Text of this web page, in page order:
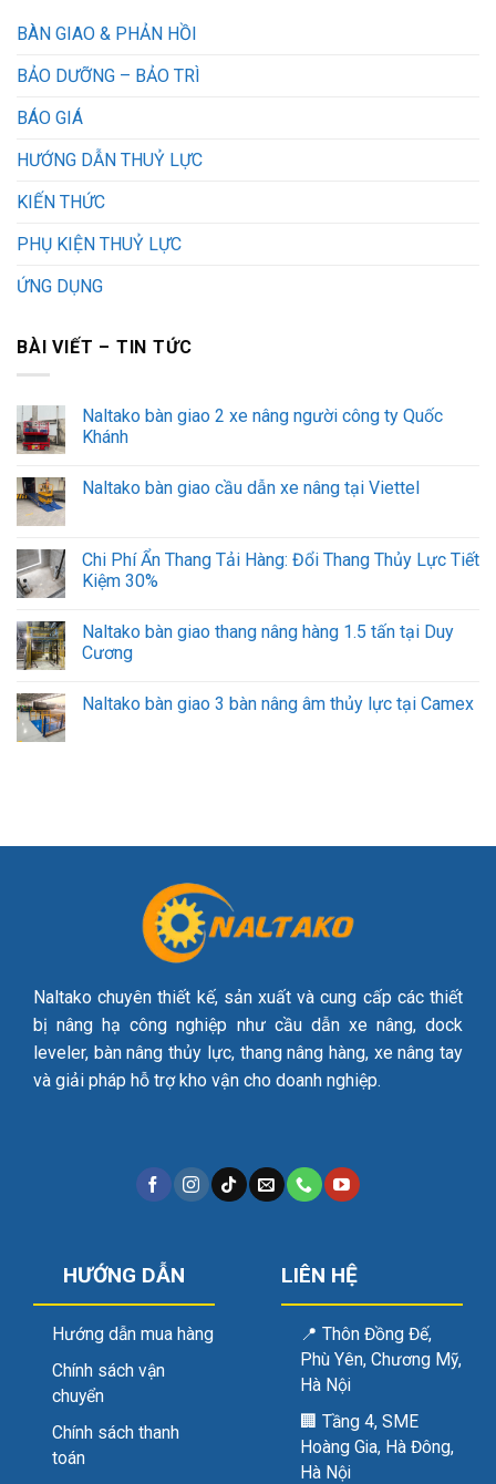
BÀN GIAO & PHẢN HỒI
BẢO DƯỠNG – BẢO TRÌ
BÁO GIÁ
HƯỚNG DẪN THUỶ LỰC
KIẾN THỨC
PHỤ KIỆN THUỶ LỰC
ỨNG DỤNG
BÀI VIẾT – TIN TỨC
Naltako bàn giao 2 xe nâng người công ty Quốc
Khánh
Naltako bàn giao cầu dẫn xe nâng tại Viettel
Chi Phí Ẩn Thang Tải Hàng: Đổi Thang Thủy Lực Tiết
Kiệm 30%
Naltako bàn giao thang nâng hàng 1.5 tấn tại Duy
Cương
Naltako bàn giao 3 bàn nâng âm thủy lực tại Camex
Naltako chuyên thiết kế, sản xuất và cung cấp các thiết
bị nâng hạ công nghiệp như cầu dẫn xe nâng, dock
leveler, bàn nâng thủy lực, thang nâng hàng, xe nâng tay
và giải pháp hỗ trợ kho vận cho doanh nghiệp.
HƯỚNG DẪN
Hướng dẫn mua hàng
Chính sách vận
chuyển
Chính sách thanh
toán
LIÊN HỆ
📍 Thôn Đồng Đế,
Phù Yên, Chương Mỹ,
Hà Nội
🏢 Tầng 4, SME
Hoàng Gia, Hà Đông,
Hà Nội